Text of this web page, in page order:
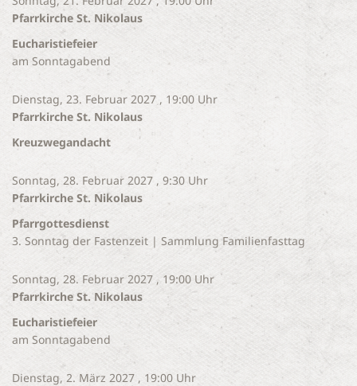
Pfarrkirche St. Nikolaus
Eucharistiefeier
am Sonntagabend
Dienstag, 23. Februar 2027 , 19:00 Uhr
Pfarrkirche St. Nikolaus
Kreuzwegandacht
Sonntag, 28. Februar 2027 , 9:30 Uhr
Pfarrkirche St. Nikolaus
Pfarrgottesdienst
3. Sonntag der Fastenzeit | Sammlung Familienfasttag
Sonntag, 28. Februar 2027 , 19:00 Uhr
Pfarrkirche St. Nikolaus
Eucharistiefeier
am Sonntagabend
Dienstag, 2. März 2027 , 19:00 Uhr